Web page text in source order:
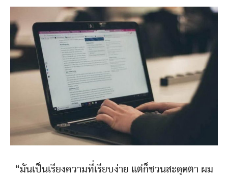
“มันเป็นเรียงความที่เรียบง่าย แต่ก็ชวนสะดุดตา ผม